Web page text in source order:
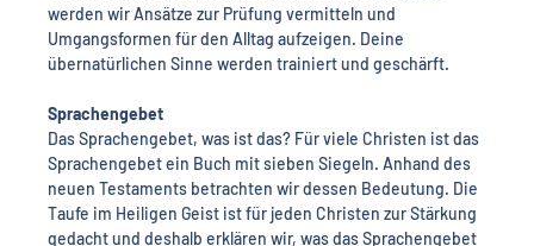
werden wir Ansätze zur Prüfung vermitteln und
Umgangsformen für den Alltag aufzeigen. Deine
übernatürlichen Sinne werden trainiert und geschärft.
Sprachengebet
Das Sprachengebet, was ist das? Für viele Christen ist das
Sprachengebet ein Buch mit sieben Siegeln. Anhand des
neuen Testaments betrachten wir dessen Bedeutung. Die
Taufe im Heiligen Geist ist für jeden Christen zur Stärkung
gedacht und deshalb erklären wir, was das Sprachengebet